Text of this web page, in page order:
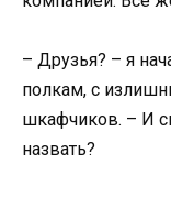
– Друзья? – я
полкам, с
шкафчиков. – И
назвать?